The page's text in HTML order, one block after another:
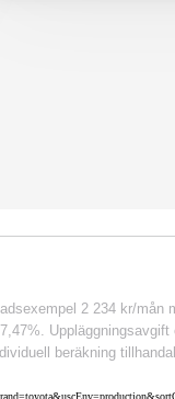
2 234 kr/
beräkning